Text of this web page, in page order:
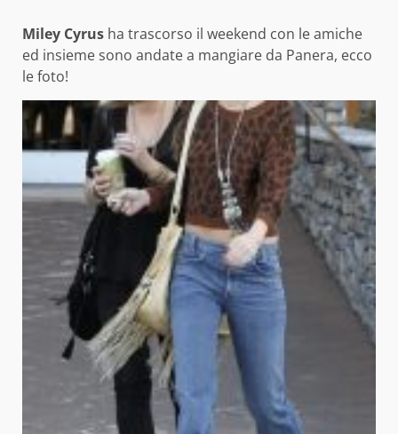
Miley Cyrus ha trascorso il weekend con le amiche
ed insieme sono andate a mangiare da Panera, ecco
le foto!